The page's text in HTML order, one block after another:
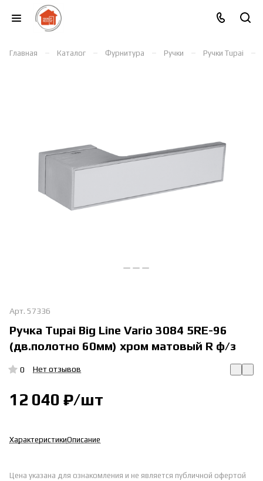
Главная – Каталог – Фурнитура – Ручки – Ручки Tupai –
Арт. 57336
Ручка Tupai Big Line Vario 3084 5RE-96
(дв.полотно 60мм) хром матовый R ф/з
0 Нет отзывов
12 040 ₽/шт
ХарактеристикиОписание
Цена указана для ознакомления и не является публичной офертой